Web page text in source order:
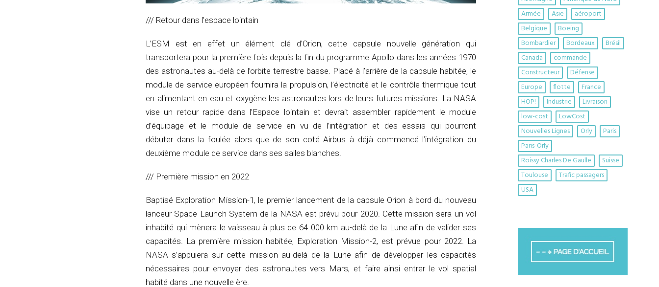
/// Retour dans l’espace lointain
L’ESM est en effet un élément clé d’Orion, cette capsule nouvelle génération qui
transportera pour la première fois depuis la fin du programme Apollo dans les années 1970
des astronautes au-delà de l’orbite terrestre basse. Placé à l’arrière de la capsule habitée, le
module de service européen fournira la propulsion, l’électricité et le contrôle thermique tout
en alimentant en eau et oxygène les astronautes lors de leurs futures missions. La NASA
vise un retour rapide dans l’Espace lointain et devrait assembler rapidement le module
d’équipage et le module de service en vu de l’intégration et des essais qui pourront
débuter dans la foulée alors que de son coté Airbus à déjà commencé l’intégration du
deuxième module de service dans ses salles blanches.
/// Première mission en 2022
Baptisé Exploration Mission-1, le premier lancement de la capsule Orion à bord du nouveau
lanceur Space Launch System de la NASA est prévu pour 2020. Cette mission sera un vol
inhabité qui mènera le vaisseau à plus de 64 000 km au-delà de la Lune afin de valider ses
capacités. La première mission habitée, Exploration Mission-2, est prévue pour 2022. La
NASA s’appuiera sur cette mission au-delà de la Lune afin de développer les capacités
nécessaires pour envoyer des astronautes vers Mars, et faire ainsi entrer le vol spatial
habité dans une nouvelle ère.
Armée
Asie
aéroport
Belgique
Boeing
Bombardier
Bordeaux
Brésil
Canada
commande
Constructeur
Défense
Europe
flotte
France
HOP!
Industrie
Livraison
low-cost
LowCost
Nouvelles Lignes
Orly
Paris
Paris-Orly
Roissy Charles De Gaulle
Suisse
Toulouse
Trafic passagers
USA